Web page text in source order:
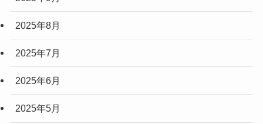
2025年8月
2025年7月
2025年6月
2025年5月